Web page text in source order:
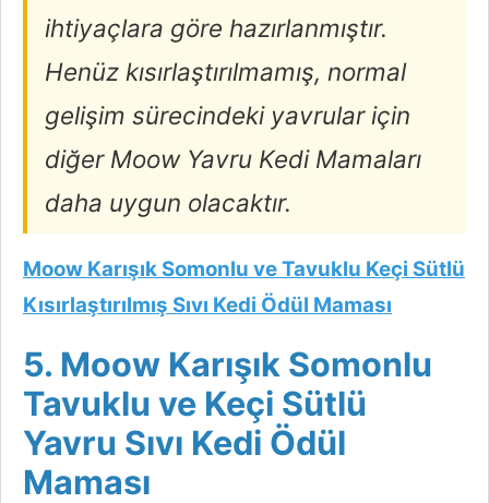
ihtiyaçlara göre hazırlanmıştır.
Henüz kısırlaştırılmamış, normal
gelişim sürecindeki yavrular için
diğer Moow Yavru Kedi Mamaları
daha uygun olacaktır.
Moow Karışık Somonlu ve Tavuklu Keçi Sütlü
Kısırlaştırılmış Sıvı Kedi Ödül Maması
5. Moow Karışık Somonlu
Tavuklu ve Keçi Sütlü
Yavru Sıvı Kedi Ödül
Maması